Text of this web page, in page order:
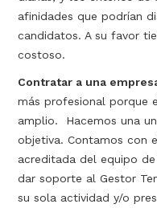
afinidades que podrían
candidatos. A su favor
costoso.
Contratar a una
más profesional porque
amplio. Hacemos una
objetiva. Contamos con
acreditada del equipo
dar soporte al Gestor
su sola actividad y/o